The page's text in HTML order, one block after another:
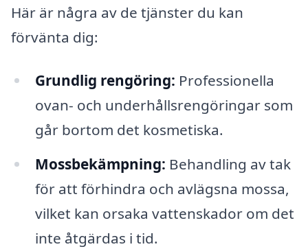
Här är några av de tjänster du kan
förvänta dig:
Grundlig rengöring: Professionella
ovan- och underhållsrengöringar som
går bortom det kosmetiska.
Mossbekämpning: Behandling av tak
för att förhindra och avlägsna mossa,
vilket kan orsaka vattenskador om det
inte åtgärdas i tid.